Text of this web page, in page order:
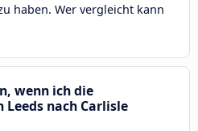
haben. Wer vergleicht kann
wenn ich die
Leeds nach Carlisle